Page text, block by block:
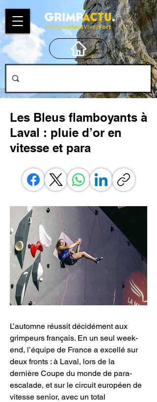
Les Bleus flamboyants à
Laval : pluie d’or en
vitesse et para
L’automne réussit décidément aux
grimpeurs français. En un seul week-
end, l’équipe de France a excellé sur
deux fronts : à Laval, lors de la
dernière Coupe du monde de para-
escalade, et sur le circuit européen de
vitesse senior, avec un total